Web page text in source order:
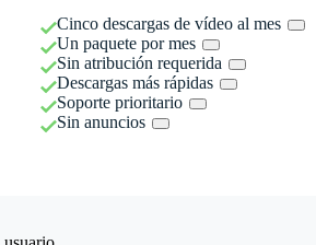
Cinco descargas de vídeo al mes
Un paquete por mes
Sin atribución requerida
Descargas más rápidas
Soporte prioritario
Sin anuncios